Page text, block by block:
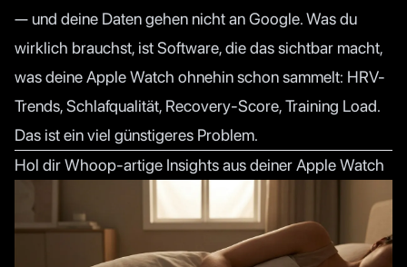
— und deine Daten gehen nicht an Google. Was du
wirklich brauchst, ist Software, die das sichtbar macht,
was deine Apple Watch ohnehin schon sammelt: HRV-
Trends, Schlafqualität, Recovery-Score, Training Load.
Das ist ein viel günstigeres Problem.
Hol dir Whoop-artige Insights aus deiner Apple Watch